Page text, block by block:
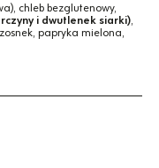
chleb bezglutenowy,
i dwutlenek siarki),
papryka mielona,